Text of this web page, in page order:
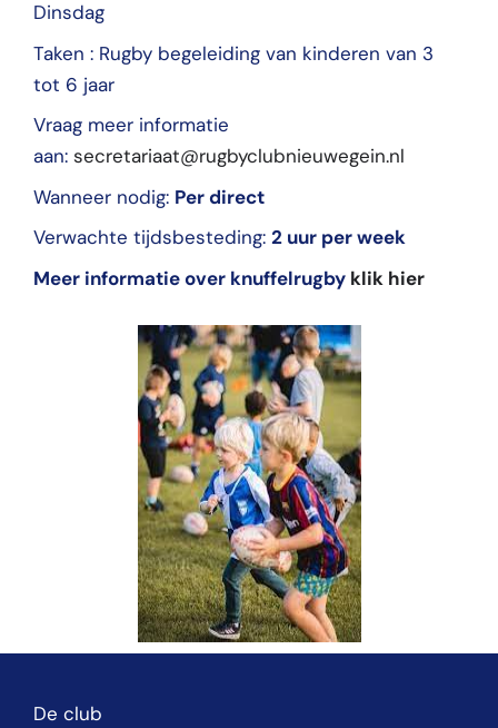
Dinsdag
Taken : Rugby begeleiding van kinderen van 3
tot 6 jaar
Vraag meer informatie
aan: secretariaat@rugbyclubnieuwegein.nl
Wanneer nodig: Per direct
Verwachte tijdsbesteding: 2 uur per week
Meer informatie over knuffelrugby klik hier
De club